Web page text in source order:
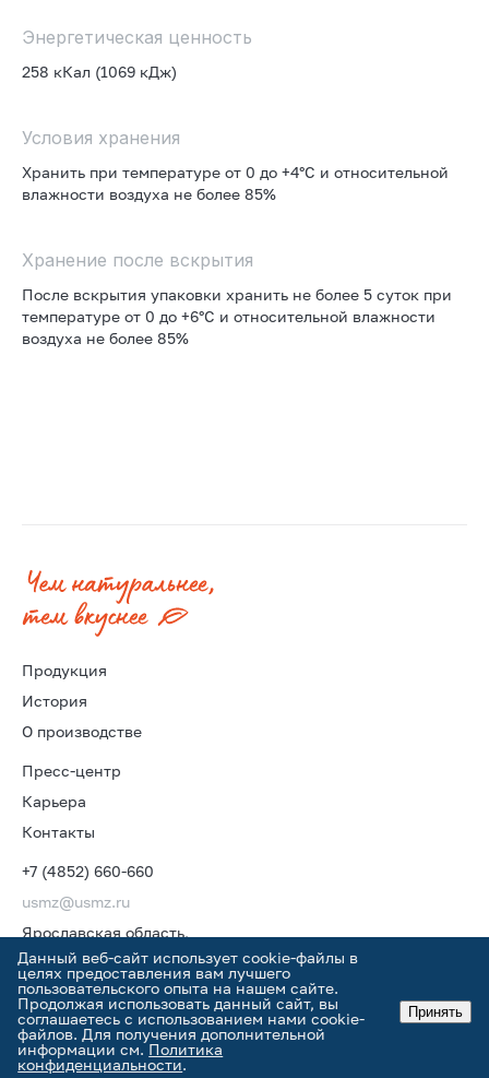
Энергетическая ценность
258 кКал (1069 кДж)
Условия хранения
Хранить при температуре от 0 до +4°С и относительной
влажности воздуха не более 85%
Хранение после вскрытия
После вскрытия упаковки хранить не более 5 суток при
температуре от 0 до +6°С и относительной влажности
воздуха не более 85%
Продукция
История
О производстве
Пресс-центр
Карьера
Контакты
+7 (4852) 660-660
usmz@usmz.ru
Ярославская область,
г. Углич, Рыбинское шоссе, 22В
Оферта•Конфиденциальность
Данный веб-сайт использует cookie-файлы в
целях предоставления вам лучшего
пользовательского опыта на нашем сайте.
Продолжая использовать данный сайт, вы
соглашаетесь с использованием нами cookie-
файлов. Для получения дополнительной
информации см.Политика
конфиденциальности.
Принять